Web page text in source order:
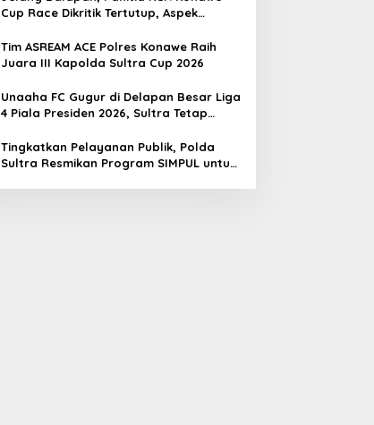
Cup Race Dikritik Tertutup, Aspek
Tim ASREAM ACE Polres Konawe Raih
Juara III Kapolda Sultra Cup 2026
Unaaha FC Gugur di Delapan Besar Liga
4 Piala Presiden 2026, Sultra Tetap
Tingkatkan Pelayanan Publik, Polda
Sultra Resmikan Program SIMPUL untuk